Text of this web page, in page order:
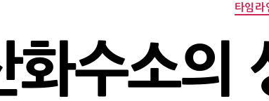
타임라
화수소의